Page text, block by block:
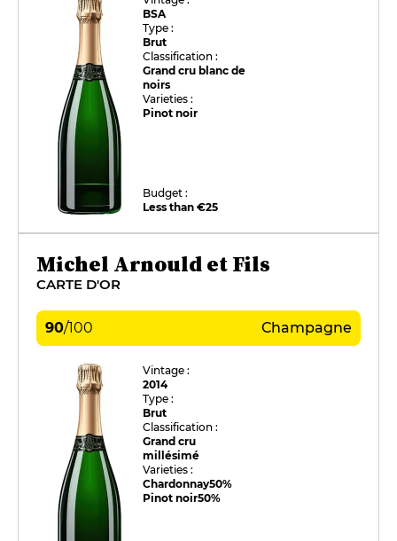
BSA
Type :
Brut
Classification :
Grand cru blanc de
noirs
Varieties :
Pinot noir
Budget :
Less than €25
Michel Arnould et Fils
CARTE D'OR
90/100 Champagne
Vintage :
2014
Type :
Brut
Classification :
Grand cru
millésimé
Varieties :
Chardonnay50%
Pinot noir50%